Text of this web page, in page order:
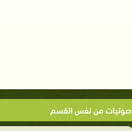
صوتيات من نفس القسم